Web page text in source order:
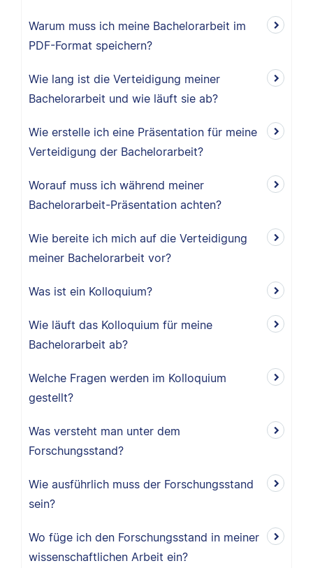
Warum muss ich meine Bachelorarbeit im
PDF-Format speichern?
Wie lang ist die Verteidigung meiner
Bachelorarbeit und wie läuft sie ab?
Wie erstelle ich eine Präsentation für meine
Verteidigung der Bachelorarbeit?
Worauf muss ich während meiner
Bachelorarbeit-Präsentation achten?
Wie bereite ich mich auf die Verteidigung
meiner Bachelorarbeit vor?
Was ist ein Kolloquium?
Wie läuft das Kolloquium für meine
Bachelorarbeit ab?
Welche Fragen werden im Kolloquium
gestellt?
Was versteht man unter dem
Forschungsstand?
Wie ausführlich muss der Forschungsstand
sein?
Wo füge ich den Forschungsstand in meiner
wissenschaftlichen Arbeit ein?